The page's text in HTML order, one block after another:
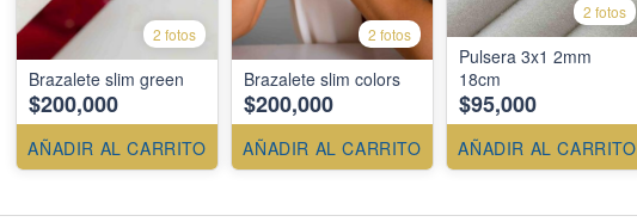
2 fotos
Brazalete slim green
$200,000
AÑADIR AL CARRITO
2 fotos
Brazalete slim colors
$200,000
AÑADIR AL CARRITO
2 fotos
Pulsera 3x1 2mm
18cm
$95,000
AÑADIR AL CARRITO